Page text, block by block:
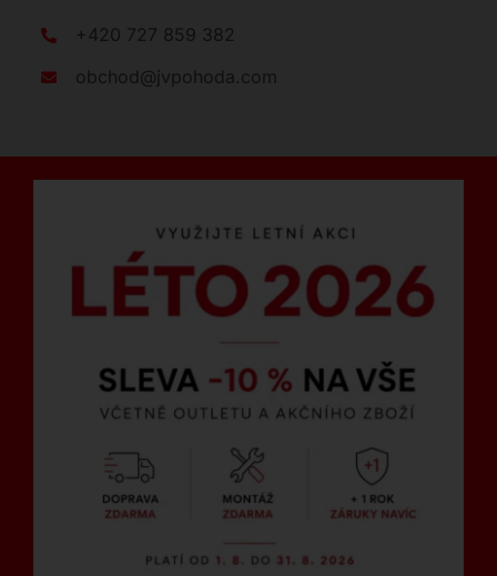
+420 727 859 382
obchod@jvpohoda.com